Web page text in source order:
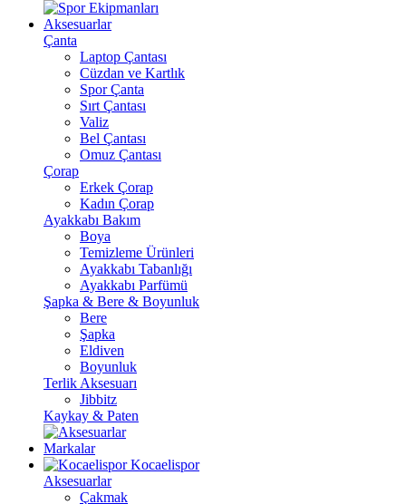
Aksesuarlar
Çanta
Laptop Çantası
Cüzdan ve Kartlık
Spor Çanta
Sırt Çantası
Valiz
Bel Çantası
Omuz Çantası
Çorap
Erkek Çorap
Kadın Çorap
Ayakkabı Bakım
Boya
Temizleme Ürünleri
Ayakkabı Tabanlığı
Ayakkabı Parfümü
Şapka & Bere & Boyunluk
Bere
Şapka
Eldiven
Boyunluk
Terlik Aksesuarı
Jibbitz
Kaykay & Paten
Markalar
Kocaelispor
Aksesuarlar
Çakmak